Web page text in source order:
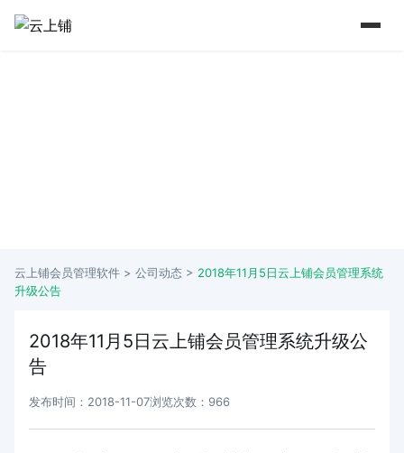
云上铺会员管理软件 > 公司动态 > 2018年11月5日云上铺会员管理系统
升级公告
2018年11月5日云上铺会员管理系统升级公
告
发布时间：2018-11-07浏览次数：966